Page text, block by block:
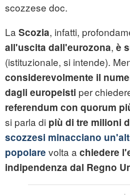
scozzese doc.
La Scozia, infatti,
all'uscita dall'eurozona, è
(istituzionale, si intende).
considerevolmente il
dagli europeisti per
referendum con quorum
si parla di più di tre milioni
scozzesi minacciano
popolare volta a chiedere
indipendenza dal Regno